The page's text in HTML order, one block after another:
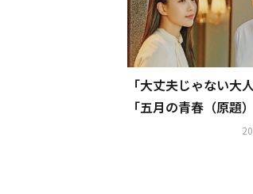
「大丈夫じゃない大
「五月の青春（原題
が続々登場！ホーム